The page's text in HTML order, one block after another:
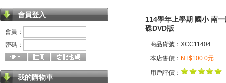
會員登入
會員：
密碼：
我的購物車
114學年上學期 國小 南
碟DVD版
商品貨號：XCC11404
本店售價： NT$100.0元
用戶評價：